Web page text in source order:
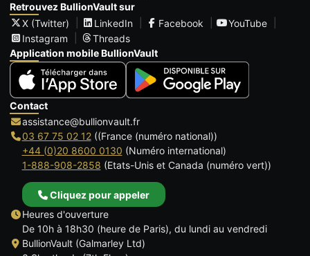
Retrouvez BullionVault sur
X (Twitter)
LinkedIn Facebook
YouTube
Instagram
Threads
Application mobile BullionVault
Contact
assistance@bullionvault.fr
03 67 75 02 12((France (numéro national))
+44 (0)20 8600 0130 (Numéro international)
1-888-908-2858 (Etats-Unis et Canada (numéro vert))
Cliquez pour appeler
Heures d'ouverture
De 10h à 18h30 (heure de Paris), du lundi au vendredi
BullionVault (Galmarley Ltd)